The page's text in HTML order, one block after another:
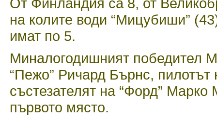
От Финландия са 8, от
на колите води “Мицубиши”
имат по 5.
Миналогодишният победител
“Пежо” Ричард Бърнс,
състезателят на “Форд”
първото място.